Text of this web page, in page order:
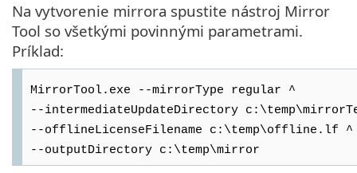
Na vytvorenie mirrora spustite nástroj Mirror
Tool so všetkými povinnými parametrami.
Príklad:
MirrorTool.exe --mirrorType regular ^
--intermediateUpdateDirectory
--offlineLicenseFilename c:\temp\offline.lf ^
--outputDirectory c:\temp\mirror